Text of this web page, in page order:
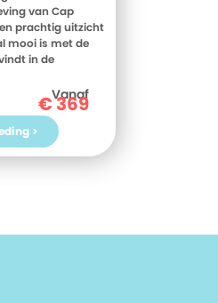
van Cap
prachtig uitzicht
mooi is met de
in de
Naar
is het ongeveer
loopt dan langs
het strand. Heel
bussen
een
Vanaf
€369
>